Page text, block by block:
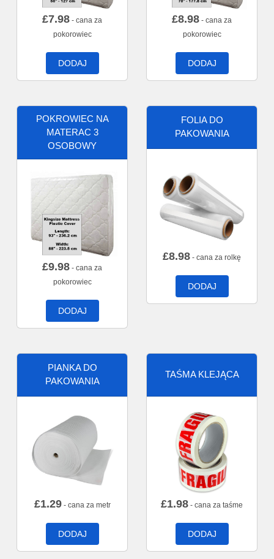
£7.98 - cana za
pokorowiec
DODAJ
£8.98 - cana za
pokorowiec
DODAJ
POKROWIEC NA
MATERAC 3
OSOBOWY
£9.98 - cana za
pokorowiec
DODAJ
FOLIA DO
PAKOWANIA
£8.98 - cana za rolkę
DODAJ
PIANKA DO
PAKOWANIA
£1.29- cana za metr
DODAJ
TAŚMA KLEJĄCA
£1.98 - cana za taśme
DODAJ